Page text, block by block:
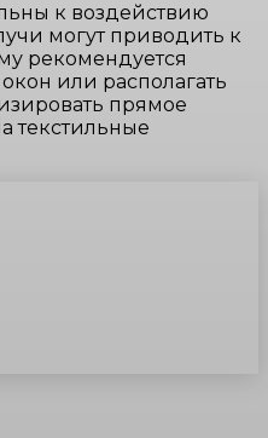
к воздействию
могут приводить к
рекомендуется
или располагать
прямое
текстильные